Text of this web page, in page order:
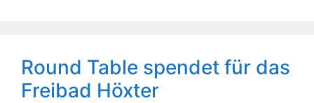
Round Table spendet für das
Freibad Höxter